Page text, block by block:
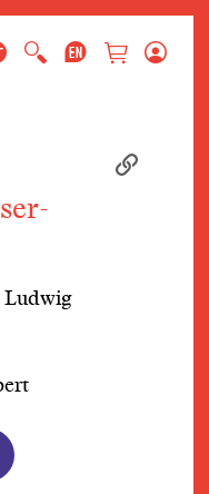
Ludwig